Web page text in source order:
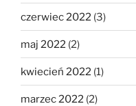
czerwiec 2022 (3)
maj 2022 (2)
kwiecień 2022 (1)
marzec 2022 (2)